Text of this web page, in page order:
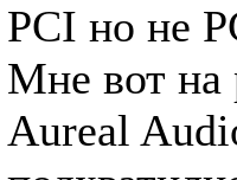
PCI но не
Мне вот на
Aureal